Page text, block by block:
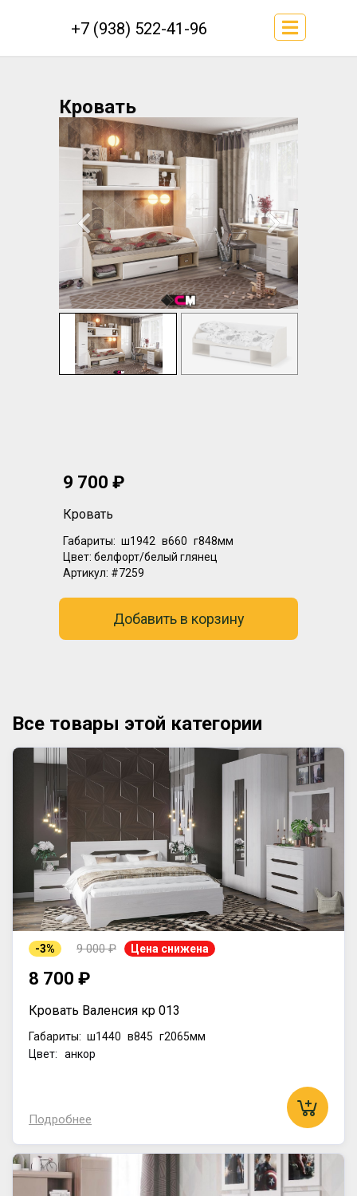
+7 (938) 522-41-96
Кровать
9 700 ₽
Кровать
Габариты: ш1942 в660 г848мм
Цвет: белфорт/белый глянец
Артикул: #7259
Добавить в корзину
Все товары этой категории
-3% 9 000 ₽ Цена снижена
8 700 ₽
Кровать Валенсия кр 013
Габариты: ш1440 в845 г2065мм
Цвет: анкор
Подробнее